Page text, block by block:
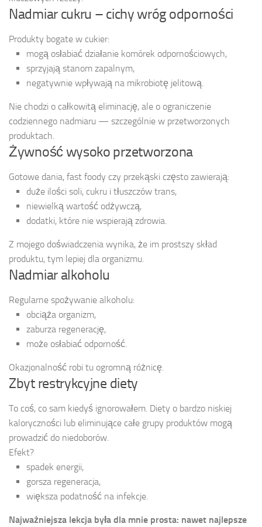
Nadmiar cukru – cichy wróg odporności
Produkty bogate w cukier:
mogą osłabiać działanie komórek odpornościowych,
sprzyjają stanom zapalnym,
negatywnie wpływają na mikrobiotę jelitową.
Nie chodzi o całkowitą eliminację, ale o ograniczenie
codziennego nadmiaru — szczególnie w przetworzonych
produktach.
Żywność wysoko przetworzona
Gotowe dania, fast foody czy przekąski często zawierają:
duże ilości soli, cukru i tłuszczów trans,
niewielką wartość odżywczą,
dodatki, które nie wspierają zdrowia.
Z mojego doświadczenia wynika, że im prostszy skład
produktu, tym lepiej dla organizmu.
Nadmiar alkoholu
Regularne spożywanie alkoholu:
obciąża organizm,
zaburza regenerację,
może osłabiać odporność.
Okazjonalność robi tu ogromną różnicę.
Zbyt restrykcyjne diety
To coś, co sam kiedyś ignorowałem. Diety o bardzo niskiej
kaloryczności lub eliminujące całe grupy produktów mogą
prowadzić do niedoborów.
Efekt?
spadek energii,
gorsza regeneracja,
większa podatność na infekcje.
Najważniejsza lekcja była dla mnie prosta: nawet najlepsze